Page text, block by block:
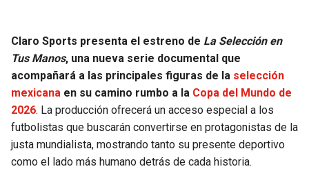
GIANTS
EAGLES
COMMANDERS
LAKERS
SUNS
KINGS
Claro Sports presenta el estreno de La Selección en
Tus Manos, una nueva serie documental que
acompañará a las principales figuras de la selección
mexicana en su camino rumbo a la Copa del Mundo de
2026. La producción ofrecerá un acceso especial a los
futbolistas que buscarán convertirse en protagonistas de la
justa mundialista, mostrando tanto su presente deportivo
como el lado más humano detrás de cada historia.